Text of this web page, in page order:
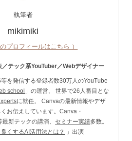
執筆者
mikimiki
プロフィールはこちら ）
テック系YouTuber／Webデザイナー
を発信する登録者数30万人のYouTube
school 」の運営。 世界で26人番目とな
に就任。 Canvaの最新情報やデザ
お伝えしています。Canva・
新テックの講演、 セミナー実績多数。
くするAI活用法とは？ 」出演